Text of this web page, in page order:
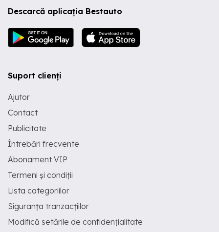
Descarcă aplicația Bestauto
Suport clienți
Ajutor
Contact
Publicitate
Întrebări frecvente
Abonament VIP
Termeni și condiții
Lista categoriilor
Siguranța tranzacțiilor
Modifică setările de confidențialitate